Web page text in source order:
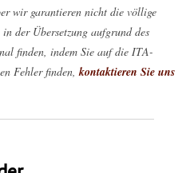
wir garantieren nicht die völlige
der Übersetzung aufgrund des
finden, indem Sie auf die ITA-
Fehler finden, kontaktieren Sie uns